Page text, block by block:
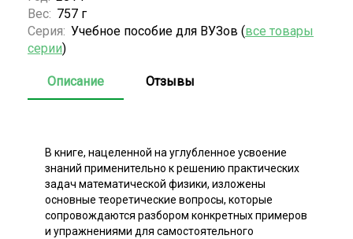
Вес: 757 г
Серия: Учебное пособие для ВУЗов (все товары
серии)
Описание Отзывы
В книге, нацеленной на углубленное усвоение
знаний применительно к решению практических
задач математической физики, изложены
основные теоретические вопросы, которые
сопровождаются разбором конкретных примеров
и упражнениями для самостоятельного